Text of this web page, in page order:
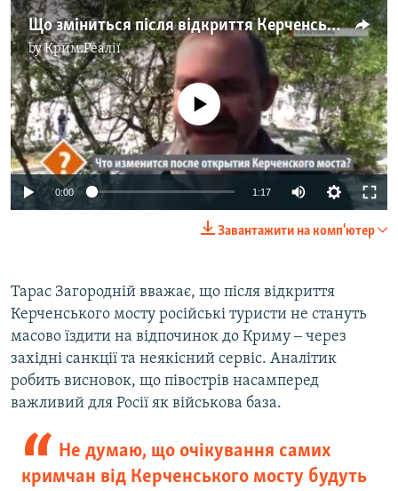
Що зміниться після відкриття Керченського мосту? Думка кримчан (відео)
byКрим.Реалії
No media source currently available
0:00 1:17
Завантажити на комп'ютер
Тарас Загородній вважає, що після відкриття
Керченського мосту російські туристи не стануть
масово їздити на відпочинок до Криму ‒ через
західні санкції та неякісний сервіс. Аналітик
робить висновок, що півострів насамперед
важливий для Росії як військова база.
Не думаю, що очікування самих
кримчан від Керченського мосту будуть